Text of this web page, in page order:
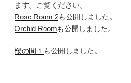
ます。ご覧ください。
Rose Room 2も公開しました。
Orchid Room も公開しました。
桜の間１ も公開しました。